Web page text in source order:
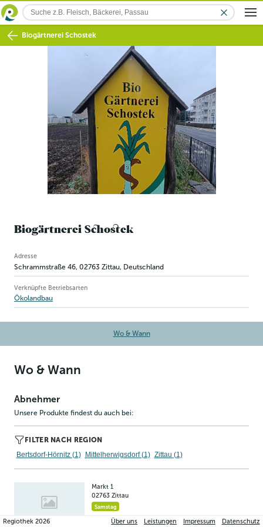
Biogärtnerei Schostek
Biogärtnerei Schostek
Betriebsinformation
Adresse
Schrammstraße 46, 02763 Zittau, Deutschland
Verknüpfte Betriebsarten
Ökolandbau
Wo & Wann
Wo & Wann
Abnehmer
Unsere Produkte findest du auch bei:
FILTER NACH REGION
Bertsdorf-Hörnitz (1)
Mittelherwigsdorf (1) Zittau (1)
Markt 1
02763 Zittau
Samstag
Regiothek2026 Über uns Leistungen Impressum Datenschutz